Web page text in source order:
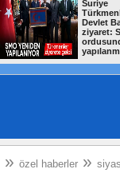
Suriye
Devlet
ziyaret:
» özel haberler »